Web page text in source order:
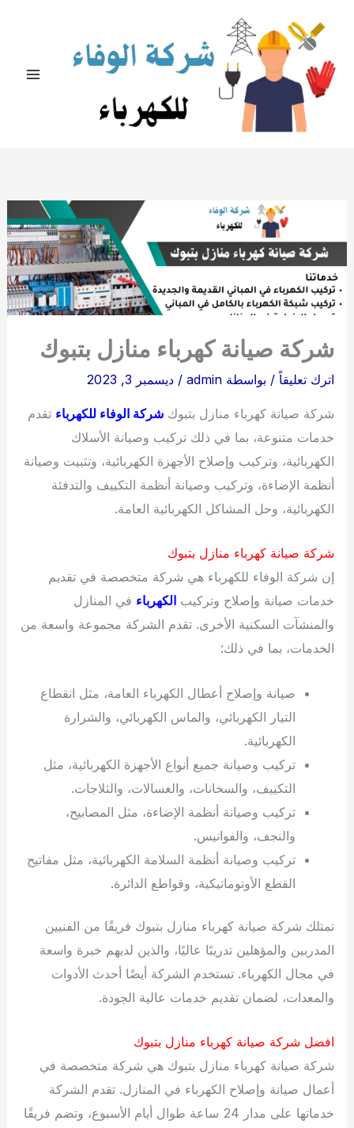
المحتوى
شركة صيانة كهرباء منازل بتبوك
اترك تعليقاً / بواسطة admin
/ديسمبر 3, 2023
شركة صيانة كهرباء منازل بتبوكشركة الوفاء للكهرباء تقدم
خدمات متنوعة، بما في ذلك تركيب وصيانة الأسلاك
الكهربائية، وتركيب وإصلاح الأجهزة الكهربائية، وتثبيت وصيانة
أنظمة الإضاءة، وتركيب وصيانة أنظمة التكييف والتدفئة
الكهربائية، وحل المشاكل الكهربائية العامة.
شركة صيانة كهرباء منازل بتبوك
إن شركة الوفاء للكهرباء هي شركة متخصصة في تقديم
خدمات صيانة وإصلاح وتركيبالكهرباء في المنازل
والمنشآت السكنية الأخرى. تقدم الشركة مجموعة واسعة من
الخدمات، بما في ذلك:
صيانة وإصلاح أعطال الكهرباء العامة، مثل انقطاع
التيار الكهربائي، والماس الكهربائي، والشرارة
الكهربائية.
تركيب وصيانة جميع أنواع الأجهزة الكهربائية، مثل
التكييف، والسخانات، والغسالات، والثلاجات.
تركيب وصيانة أنظمة الإضاءة، مثل المصابيح،
والنجف، والفوانيس.
تركيب وصيانة أنظمة السلامة الكهربائية، مثل مفاتيح
القطع الأوتوماتيكية، وقواطع الدائرة.
تمتلك شركة صيانة كهرباء منازل بتبوك فريقًا من الفنيين
المدربين والمؤهلين تدريبًا عاليًا، والذين لديهم خبرة واسعة
في مجال الكهرباء. تستخدم الشركة أيضًا أحدث الأدوات
والمعدات، لضمان تقديم خدمات عالية الجودة.
افضل شركة صيانة كهرباء منازل بتبوك
شركة صيانة كهرباء منازل بتبوك هي شركة متخصصة في
أعمال صيانة وإصلاح الكهرباء في المنازل. تقدم الشركة
خدماتها على مدار 24 ساعة طوال أيام الأسبوع، وتضم فريقًا